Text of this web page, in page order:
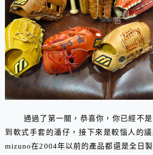
通過了第一關，恭喜你，你已經不是
到軟式手套的潘仔，接下來是較惱人的議
mizuno在2004年以前的產品都還是全日